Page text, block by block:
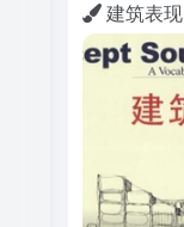
建筑表现